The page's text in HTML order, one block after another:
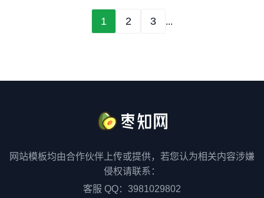
1 2 3 ...
网站模板均由合作伙伴上传或提供，若您认为相关内容涉嫌
侵权请联系：
客服 QQ：3981029802